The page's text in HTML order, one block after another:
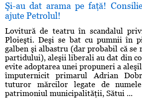
Şi-au dat arama pe faţă!
ajute Petrolul!
Lovitură de teatru în scandalul
Ploieşti. Deşi se bat cu pumnii în
galben şi albastru (dar probabil că se
partidului), aleşii liberali au dat din
evite adoptarea unei propuneri a
împuternicit primarul Adrian
tuturor mărcilor legate de
patrimoniul municipalităţii, Sătui ...